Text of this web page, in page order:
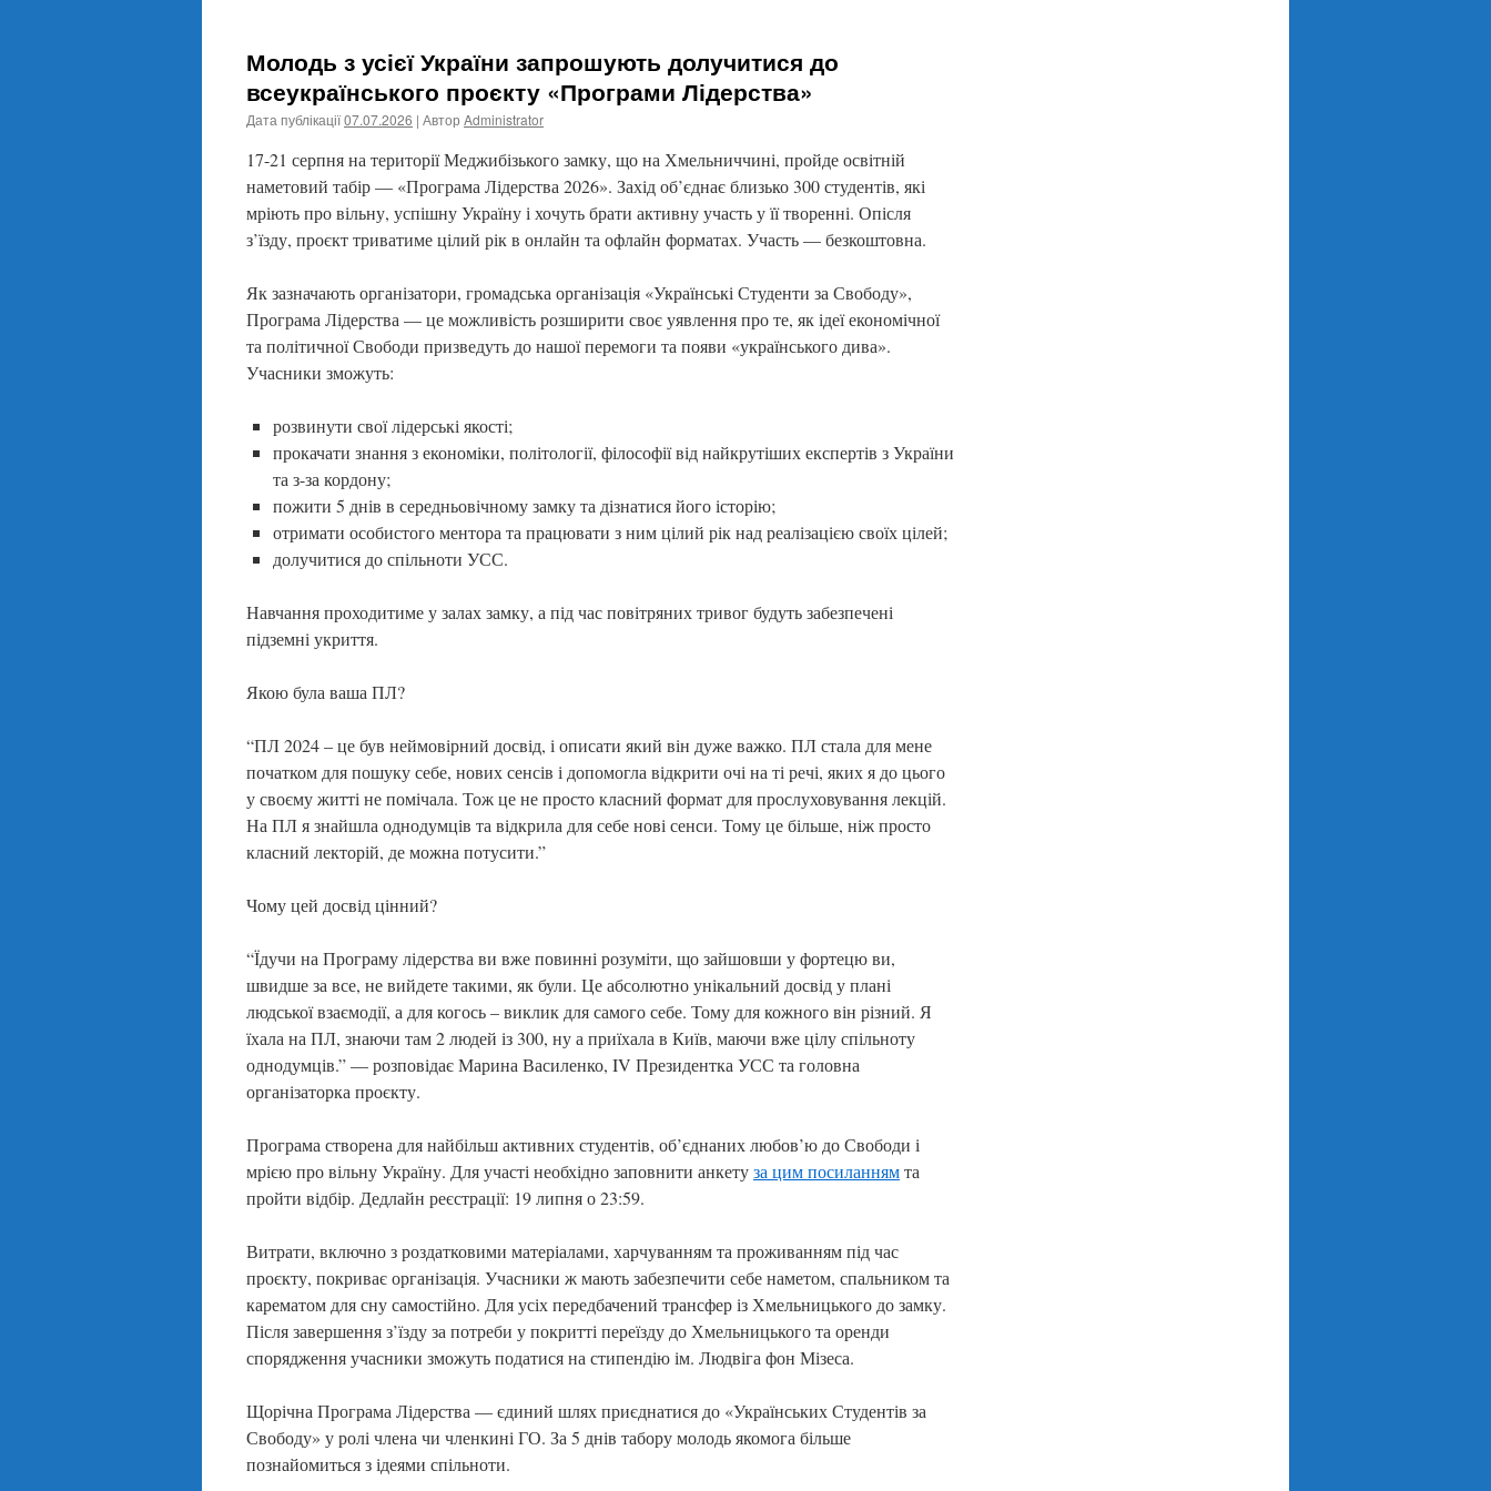
Молодь з усієї України запрошують долучитися до
всеукраїнського проєкту «Програми Лідерства»
Дата публікації07.07.2026 | Автор Administrator
17-21 серпня на території Меджибізького замку, що на Хмельниччині, пройде освітній
наметовий табір — «Програма Лідерства 2026». Захід об’єднає близько 300 студентів, які
мріють про вільну, успішну Україну і хочуть брати активну участь у її творенні. Опісля
з’їзду, проєкт триватиме цілий рік в онлайн та офлайн форматах. Участь — безкоштовна.
Як зазначають організатори, громадська організація «Українські Студенти за Свободу»,
Програма Лідерства — це можливість розширити своє уявлення про те, як ідеї економічної
та політичної Свободи призведуть до нашої перемоги та появи «українського дива».
Учасники зможуть:
розвинути свої лідерські якості;
прокачати знання з економіки, політології, філософії від найкрутіших експертів з України
та з-за кордону;
пожити 5 днів в середньовічному замку та дізнатися його історію;
отримати особистого ментора та працювати з ним цілий рік над реалізацією своїх цілей;
долучитися до спільноти УСС.
Навчання проходитиме у залах замку, а під час повітряних тривог будуть забезпечені
підземні укриття.
Якою була ваша ПЛ?
“ПЛ 2024 – це був неймовірний досвід, і описати який він дуже важко. ПЛ стала для мене
початком для пошуку себе, нових сенсів і допомогла відкрити очі на ті речі, яких я до цього
у своєму житті не помічала. Тож це не просто класний формат для прослуховування лекцій.
На ПЛ я знайшла однодумців та відкрила для себе нові сенси. Тому це більше, ніж просто
класний лекторій, де можна потусити.”
Чому цей досвід цінний?
“Їдучи на Програму лідерства ви вже повинні розуміти, що зайшовши у фортецю ви,
швидше за все, не вийдете такими, як були. Це абсолютно унікальний досвід у плані
людської взаємодії, а для когось – виклик для самого себе. Тому для кожного він різний. Я
їхала на ПЛ, знаючи там 2 людей із 300, ну а приїхала в Київ, маючи вже цілу спільноту
однодумців.” — розповідає Марина Василенко, IV Президентка УСС та головна
організаторка проєкту.
Програма створена для найбільш активних студентів, об’єднаних любов’ю до Свободи і
мрією про вільну Україну. Для участі необхідно заповнити анкетуза цим посиланнямта
пройти відбір. Дедлайн реєстрації: 19 липня о 23:59.
Витрати, включно з роздатковими матеріалами, харчуванням та проживанням під час
проєкту, покриває організація. Учасники ж мають забезпечити себе наметом, спальником та
карематом для сну самостійно. Для усіх передбачений трансфер із Хмельницького до замку.
Після завершення з’їзду за потреби у покритті переїзду до Хмельницького та оренди
спорядження учасники зможуть податися на стипендію ім. Людвіга фон Мізеса.
Щорічна Програма Лідерства — єдиний шлях приєднатися до «Українських Студентів за
Свободу» у ролі члена чи членкині ГО. За 5 днів табору молодь якомога більше
познайомиться з ідеями спільноти.